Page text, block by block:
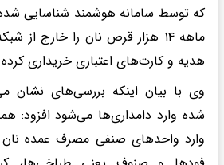
که توسط سامانه هوشمند شناسایی
ماهه ۱۴ هزار قرص نان را خارج
هدیه و کارت‌های اعتباری خریداری
وی با بیان اینکه بررسی‌های نشان
شده وارد دامداری‌ها می‌شود افزود:
وارد واحد‌های صنفی مصرف عمده نان